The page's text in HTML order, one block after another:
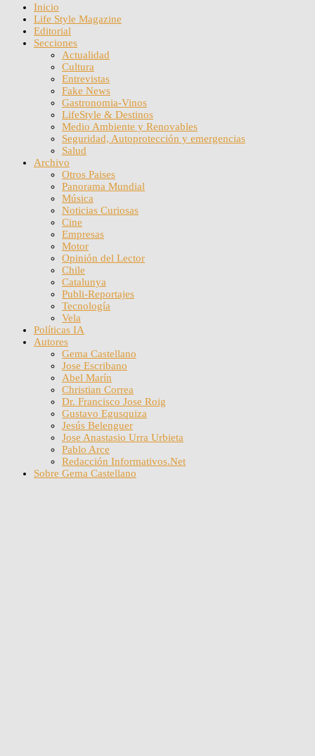
Inicio
Life Style Magazine
Editorial
Secciones
Actualidad
Cultura
Entrevistas
Fake News
Gastronomia-Vinos
LifeStyle & Destinos
Medio Ambiente y Renovables
Seguridad, Autoprotección y emergencias
Salud
Archivo
Otros Paises
Panorama Mundial
Música
Noticias Curiosas
Cine
Empresas
Motor
Opinión del Lector
Chile
Catalunya
Publi-Reportajes
Tecnología
Vela
Políticas IA
Autores
Gema Castellano
Jose Escribano
Abel Marín
Christian Correa
Dr. Francisco Jose Roig
Gustavo Egusquiza
Jesús Belenguer
Jose Anastasio Urra Urbieta
Pablo Arce
Redacción Informativos.Net
Sobre Gema Castellano